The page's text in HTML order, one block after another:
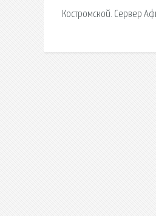
Костромской. Сервер